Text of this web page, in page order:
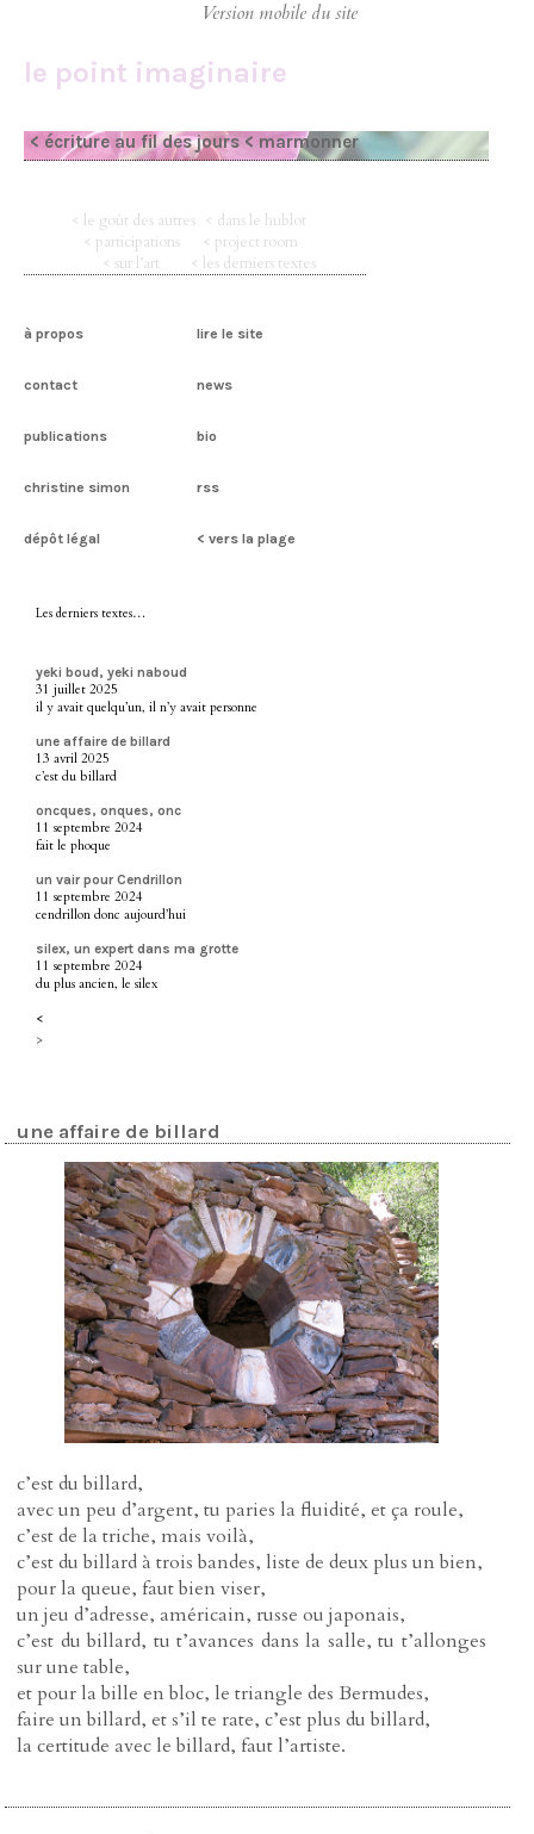
le point imaginaire
< écriture au fil des jours < marmonner
< le goût des autres < dans le hublot
< participations
< project room
< sur l’art
< les derniers textes
à propos lire le site
contact news
publications bio
christine simon rss
dépôt légal < vers la plage
Les derniers textes…
yeki boud, yeki naboud
31 juillet 2025
il y avait quelqu’un, il n’y avait personne
une affaire de billard
13 avril 2025
c’est du billard
oncques, onques, onc
11 septembre 2024
fait le phoque
un vair pour Cendrillon
11 septembre 2024
cendrillon donc aujourd’hui
silex, un expert dans ma grotte
11 septembre 2024
du plus ancien, le silex
<
>
une affaire de billard
c’est du billard,
avec un peu d’argent, tu paries la fluidité, et ça roule,
c’est de la triche, mais voilà,
c’est du billard à trois bandes, liste de deux plus un bien,
pour la queue, faut bien viser,
un jeu d’adresse, américain, russe ou japonais,
c’est du billard, tu t’avances dans la salle, tu t’allonges
sur une table,
et pour la bille en bloc, le triangle des Bermudes,
faire un billard, et s’il te rate, c’est plus du billard,
la certitude avec le billard, faut l’artiste.